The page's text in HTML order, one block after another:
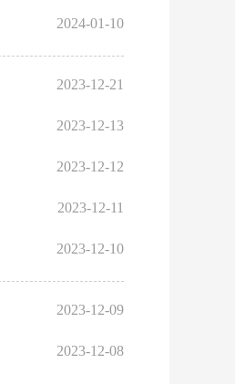
2024-01-10
2023-12-21
2023-12-13
2023-12-12
2023-12-11
2023-12-10
2023-12-09
2023-12-08